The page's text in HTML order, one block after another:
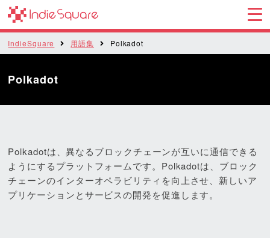
IndieSquare 用語集 Polkadot
Polkadot
Polkadotは、異なるブロックチェーンが互いに通信できる
ようにするプラットフォームです。Polkadotは、ブロック
チェーンのインターオペラビリティを向上させ、新しいア
プリケーションとサービスの開発を促進します。